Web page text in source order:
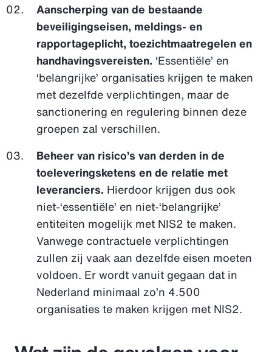
Aanscherping van de bestaande
beveiligingseisen, meldings- en
rapportageplicht, toezichtmaatregelen en
handhavingsvereisten. ‘Essentiële’ en
‘belangrijke’ organisaties krijgen te maken
met dezelfde verplichtingen, maar de
sanctionering en regulering binnen deze
groepen zal verschillen.
Beheer van risico’s van derden in de
toeleveringsketens en de relatie met
leveranciers. Hierdoor krijgen dus ook
niet-‘essentiële’ en niet-‘belangrijke’
entiteiten mogelijk met NIS2 te maken.
Vanwege contractuele verplichtingen
zullen zij vaak aan dezelfde eisen moeten
voldoen. Er wordt vanuit gegaan dat in
Nederland minimaal zo’n 4.500
organisaties te maken krijgen met NIS2.